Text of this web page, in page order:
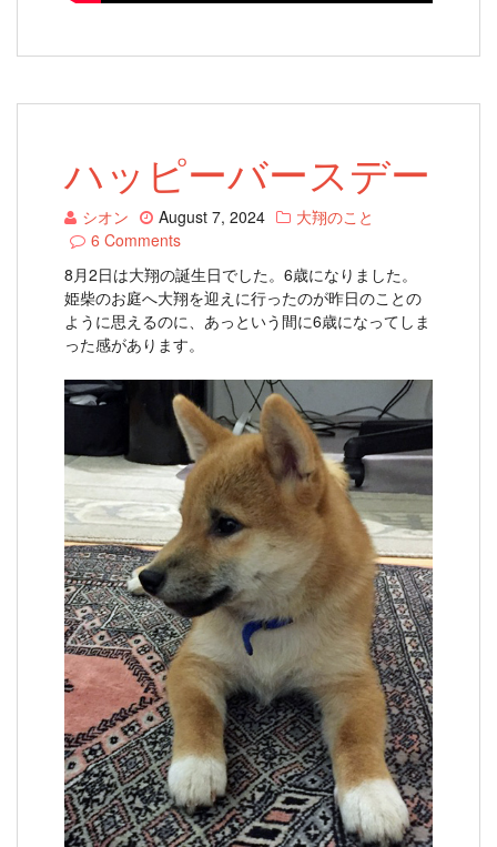
ハッピーバースデー
シオン August 7, 2024
大翔のこと
6 Comments
8月2日は大翔の誕生日でした。6歳になりました。
姫柴のお庭へ大翔を迎えに行ったのが昨日のことの
ように思えるのに、あっという間に6歳になってしま
った感があります。